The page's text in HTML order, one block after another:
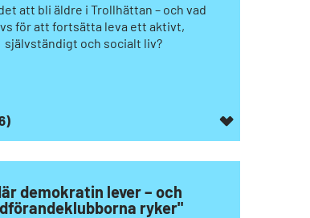
att bli äldre i Trollhättan – och vad
för att fortsätta leva ett aktivt,
självständigt och socialt liv?
demokratin lever – och
ryker"